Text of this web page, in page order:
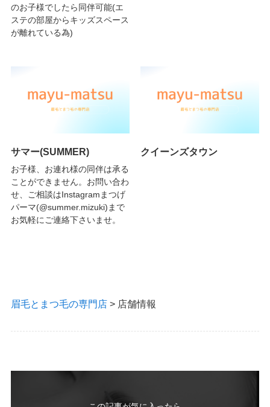
のお子様でしたら同伴可能(エ
ステの部屋からキッズスペース
が離れている為)
サマー(SUMMER)
お子様、お連れ様の同伴は承る
ことができません。お問い合わ
せ、ご相談はInstagramまつげ
パーマ(@summer.mizuki)まで
お気軽にご連絡下さいませ。
クイーンズタウン
眉毛とまつ毛の専門店> 店舗情報